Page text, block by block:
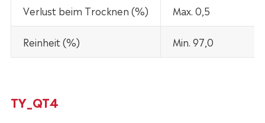
Verlust beim Trocknen (%) Max. 0,5
Reinheit (%) Min. 97,0
TY_QT4